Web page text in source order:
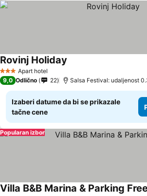
3 ZvezdiceApart hotel
Rovinj Holiday
9,0 Odlično 22 Salsa Festival: udaljenost
Izaberi datume da bi se prikazale
tačne cene
Popularan izbor
Villa B&B Marina & Parking